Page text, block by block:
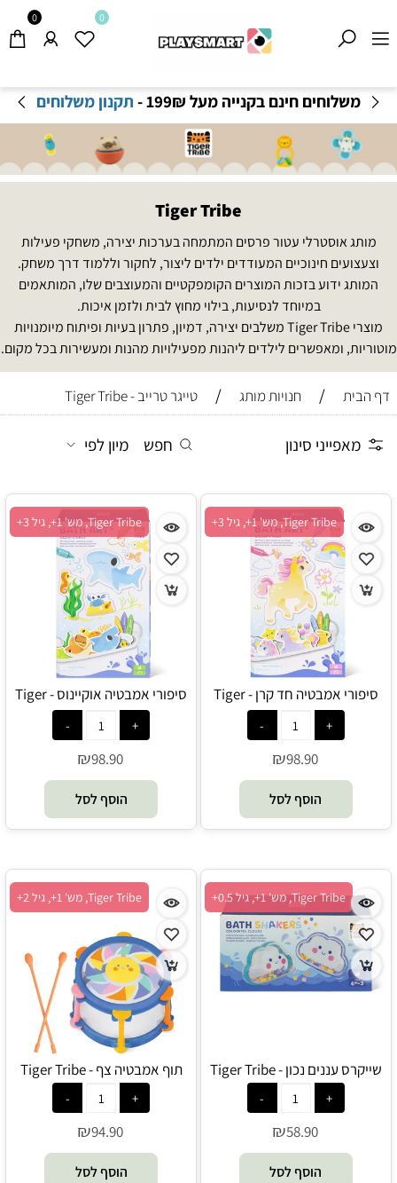
משלוחים חינם בקנייה מעל 199₪
-תקנון משלוחים
0 0
Tiger Tribe
מותג אוסטרלי עטור פרסים המתמחה בערכות יצירה, משחקי פעילות
וצעצועים חינוכיים המעודדים ילדים ליצור, לחקור וללמוד דרך משחק.
המותג ידוע בזכות המוצרים הקומפקטיים והמעוצבים שלו, המותאמים
במיוחד לנסיעות, בילוי מחוץ לבית ולזמן איכות.
מוצרי Tiger Tribe משלבים יצירה, דמיון, פתרון בעיות ופיתוח מיומנויות
מוטוריות, ומאפשרים לילדים ליהנות מפעילויות מהנות ומעשירות בכל מקום.
דף הבית / חנויות מותג / טייגר טרייב - Tiger Tribe
מאפייני סינון חפש מיון לפי
Tiger Tribe, מש' 1+, גיל 3+
סיפורי אמבטיה חד קרן - Tiger
₪98.90
הוסף לסל
Tiger Tribe, מש' 1+, גיל 3+
סיפורי אמבטיה אוקיינוס - Tiger
₪98.90
הוסף לסל
Tiger Tribe, מש' 1+, גיל 0.5+
שייקרס עננים נכון - Tiger Tribe
₪58.90
הוסף לסל
Tiger Tribe, מש' 1+, גיל 2+
תוף אמבטיה צף - Tiger Tribe
₪94.90
הוסף לסל